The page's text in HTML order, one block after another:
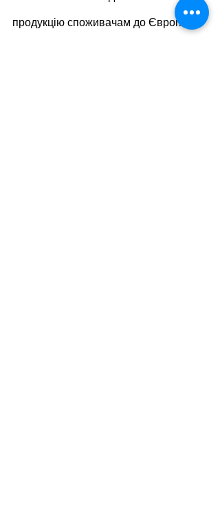
продукцію споживачам до Європи.